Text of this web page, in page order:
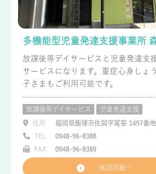
多機能型児童発達支援事業所
放課後等デイサービスと児童発達支
サービスになります。重症心身しょ
子さまもご利用可能です。
放課後等デイサービス
児童発達支援
住所
福岡県飯塚市佐與字尾笹 1497番
TEL
0948-96-8388
FAX
0948-96-8389
施設詳細へ